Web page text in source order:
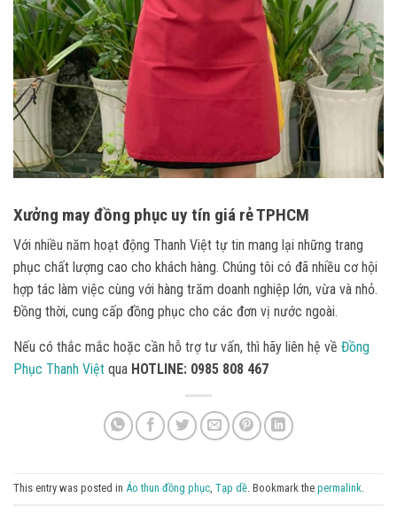
Xưởng may đồng phục uy tín giá rẻ TPHCM
Với nhiều năm hoạt động Thanh Việt tự tin mang lại những trang
phục chất lượng cao cho khách hàng. Chúng tôi có đã nhiều cơ hội
hợp tác làm việc cùng với hàng trăm doanh nghiệp lớn, vừa và nhỏ.
Đồng thời, cung cấp đồng phục cho các đơn vị nước ngoài.
Nếu có thắc mắc hoặc cần hỗ trợ tư vấn, thì hãy liên hệ về Đồng
Phục Thanh Việt qua HOTLINE: 0985 808 467
This entry was posted in Áo thun đồng phục, Tạp dề. Bookmark the permalink.